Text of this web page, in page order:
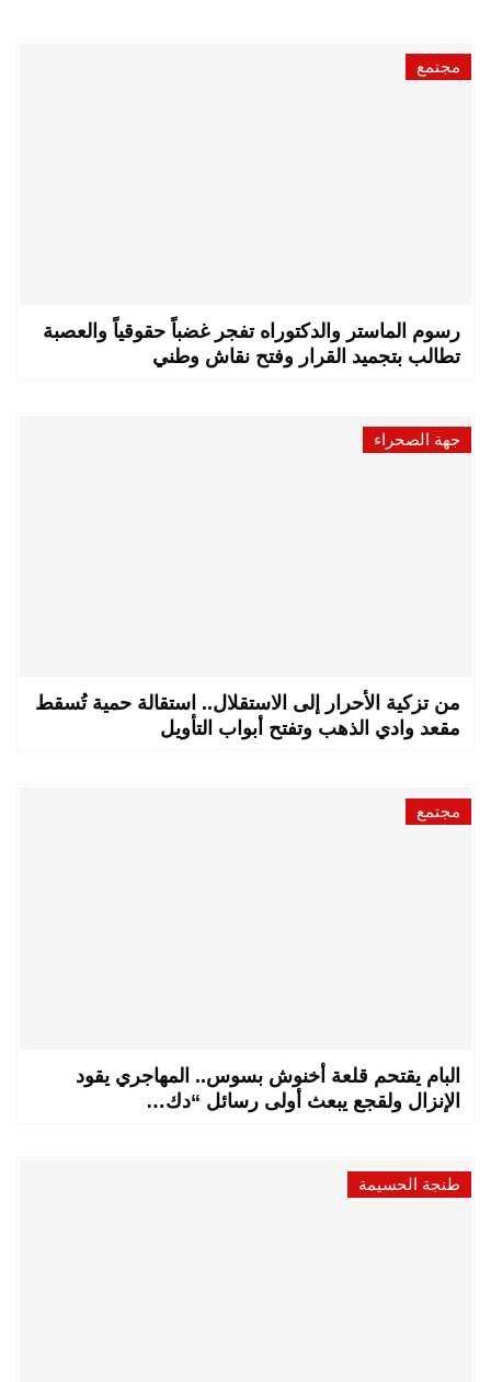
مجتمع
رسوم الماستر والدكتوراه تفجر غضباً حقوقياً والعصبة
تطالب بتجميد القرار وفتح نقاش وطني
جهة الصحراء
من تزكية الأحرار إلى الاستقلال.. استقالة حمية تُسقط
مقعد وادي الذهب وتفتح أبواب التأويل
مجتمع
البام يقتحم قلعة أخنوش بسوس.. المهاجري يقود
الإنزال ولقجع يبعث أولى رسائل “دك…
طنجة الحسيمة